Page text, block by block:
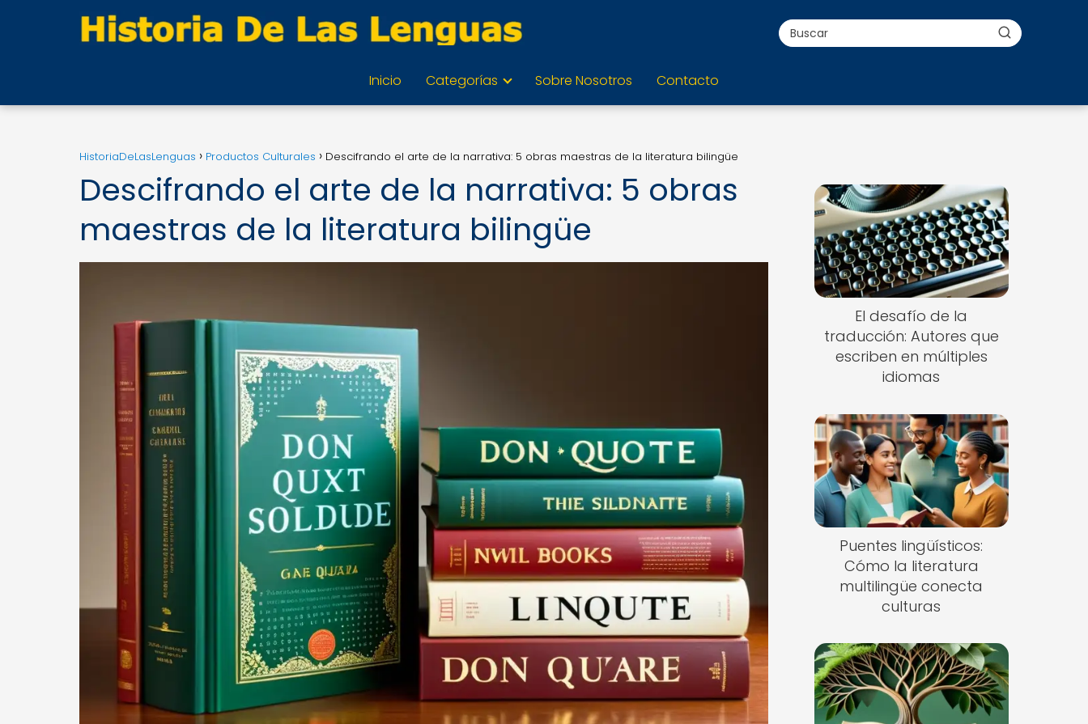
Inicio Categorías Sobre Nosotros Contacto
HistoriaDeLasLenguas Productos Culturales Descifrando el arte de la narrativa: 5 obras maestras de la literatura bilingüe
Descifrando el arte de la narrativa: 5 obras
maestras de la literatura bilingüe
El desafío de la
traducción: Autores que
escriben en múltiples
idiomas
Puentes lingüísticos:
Cómo la literatura
multilingüe conecta
culturas